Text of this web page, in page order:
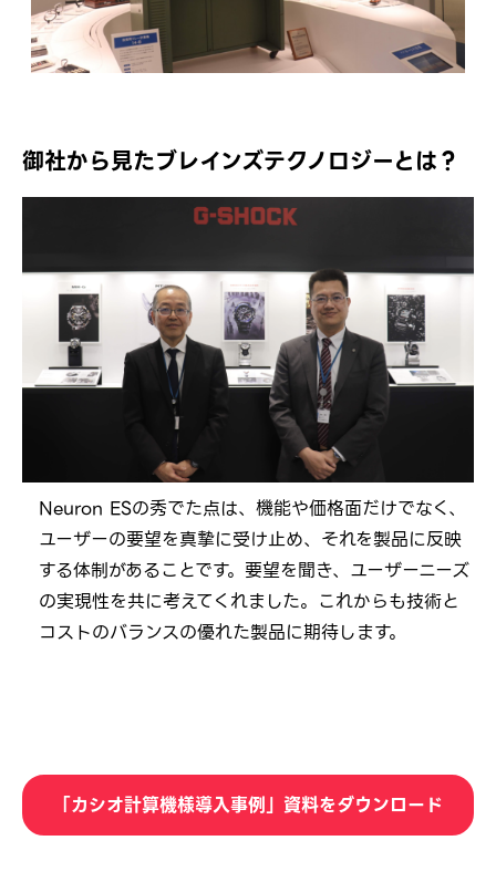
御社から見たブレインズテクノロジーとは？
Neuron ESの秀でた点は、機能や価格面だけでなく、
ユーザーの要望を真摯に受け止め、それを製品に反映
する体制があることです。要望を聞き、ユーザーニーズ
の実現性を共に考えてくれました。これからも技術と
コストのバランスの優れた製品に期待します。
「カシオ計算機様導入事例」資料をダウンロード